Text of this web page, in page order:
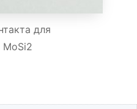
для
MoSi2